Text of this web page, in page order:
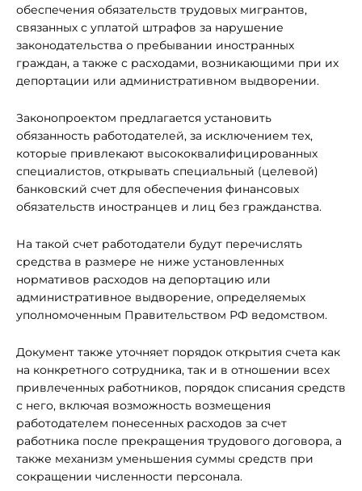
обеспечения обязательств трудовых мигрантов,
связанных с уплатой штрафов за нарушение
законодательства о пребывании иностранных
граждан, а также с расходами, возникающими при их
депортации или административном выдворении.
Законопроектом предлагается установить
обязанность работодателей, за исключением тех,
которые привлекают высококвалифицированных
специалистов, открывать специальный (целевой)
банковский счет для обеспечения финансовых
обязательств иностранцев и лиц без гражданства.
На такой счет работодатели будут перечислять
средства в размере не ниже установленных
нормативов расходов на депортацию или
административное выдворение, определяемых
уполномоченным Правительством РФ ведомством.
Документ также уточняет порядок открытия счета как
на конкретного сотрудника, так и в отношении всех
привлеченных работников, порядок списания средств
с него, включая возможность возмещения
работодателем понесенных расходов за счет
работника после прекращения трудового договора, а
также механизм уменьшения суммы средств при
сокращении численности персонала.